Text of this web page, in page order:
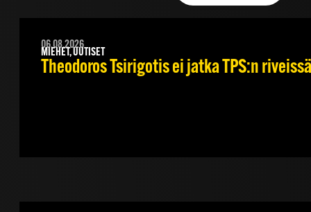
06.08.2026
MIEHET, UUTISET
Theodoros Tsirigotis ei jatka TPS:n